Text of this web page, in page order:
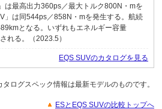
は最高出力360ps／最大トルク800N・mを
」は同544ps／858N・mを発生する。航続
となる。いずれもエネルギー容量
れる。（2023.5）
EQS SUVのカタログを見る
ログスペック情報は最新モデルのものです。
ESとEQS SUVの比較トップへ